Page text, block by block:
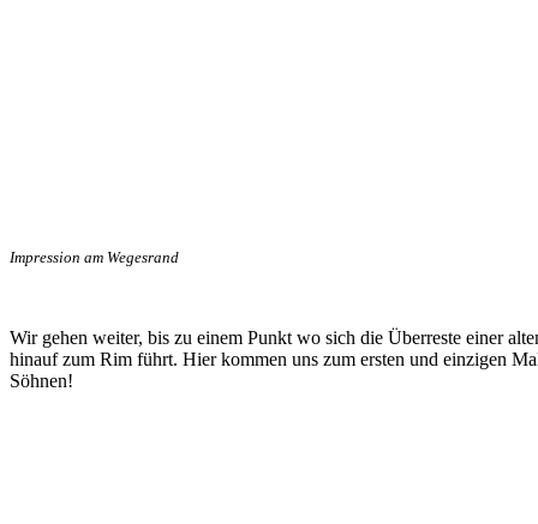
Impression am Wegesrand
Wir gehen weiter, bis zu einem Punkt wo sich die Überreste einer
hinauf zum Rim führt. Hier kommen uns zum ersten und einzigen
Söhnen!